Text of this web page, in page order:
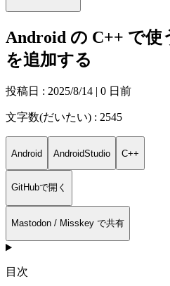
Android の C++ で使
を追加する
投稿日 : 2025/8/14 | 0 日前
文字数(だいたい) : 2545
Android AndroidStudio C++
GitHubで開く
Mastodon / Misskey で共有
目次